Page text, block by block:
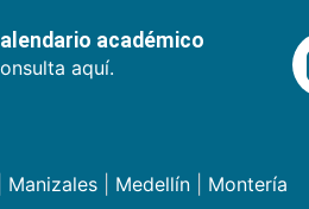
académico
aquí.
Manizales| Medellín| Montería